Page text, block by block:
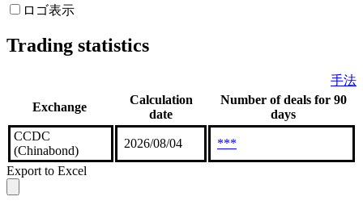
ロゴ表示
Trading statistics
手法
Exchange
Calculation
date
Number of deals for 90
days
CCDC
(Chinabond)
2026/08/04
***
Export to Excel